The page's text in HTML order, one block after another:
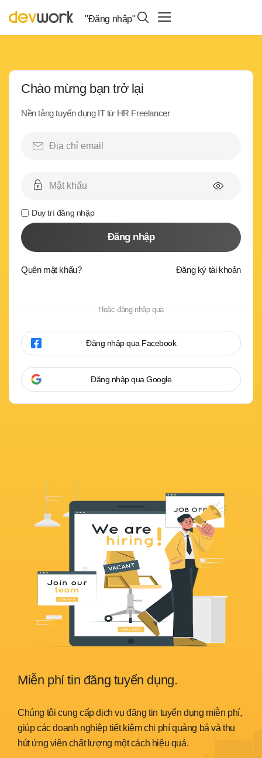
"Đăng nhập"
Miễn phí tin đăng tuyển dụng.
Chúng tôi cung cấp dịch vụ đăng tin tuyển dụng miễn phí,
giúp các doanh nghiệp tiết kiệm chi phí quảng bá và thu
hút ứng viên chất lượng một cách hiệu quả.
Chào mừng bạn trở lại
Nền tảng tuyển dụng IT từ HR Freelancer
Duy trì đăng nhập
Đăng nhập
Quên mật khẩu? Đăng ký tài khoản
Hoặc đăng nhập qua
Đăng nhập qua Facebook
Đăng nhập qua Google